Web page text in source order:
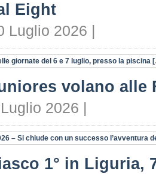
Eight
Luglio 2026 |
volano alle
2026 |
1° in Liguria,